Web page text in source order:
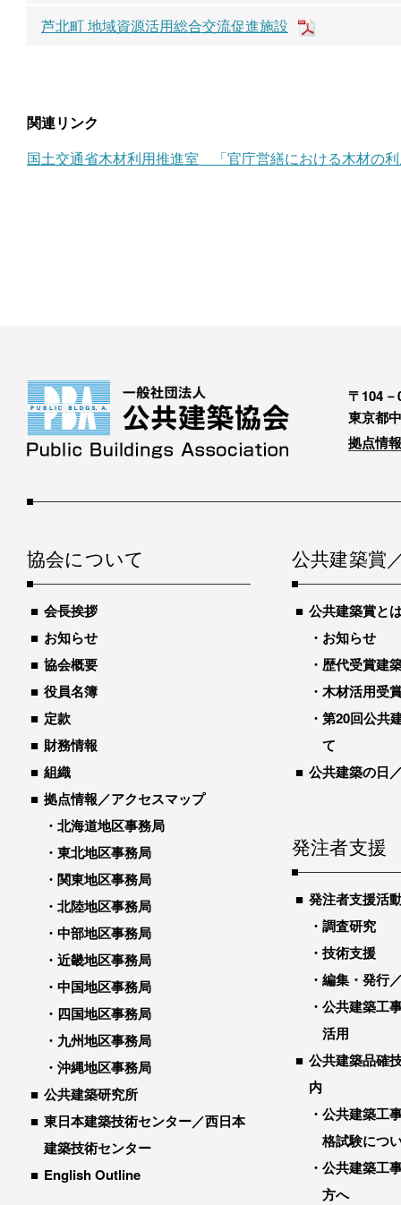
芦北町 地域資源活用総合交流促進施設
関連リンク
国土交通省木材利用推進室 「官庁営繕における木材の
〒104－
東京都
拠点情
協会について
会長挨拶
お知らせ
協会概要
役員名簿
定款
財務情報
組織
拠点情報／アクセスマップ
北海道地区事務局
東北地区事務局
関東地区事務局
北陸地区事務局
中部地区事務局
近畿地区事務局
中国地区事務局
四国地区事務局
九州地区事務局
沖縄地区事務局
公共建築研究所
東日本建築技術センター／西日本
建築技術センター
English Outline
公共建築賞
公共建築賞と
お知らせ
歴代受賞建
木材活用受
第20回公共
て
公共建築の日
発注者支援
発注者支援活
調査研究
技術支援
編集・発行
公共建築工
活用
公共建築品確
内
公共建築工
格試験につ
公共建築工
方へ